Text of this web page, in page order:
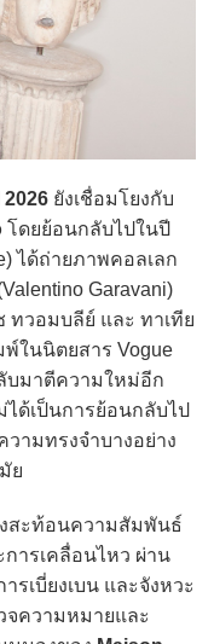
ยังเชื่อมโยงกับ
โดยย้อนกลับไปในปี
ได้ถ่ายภาพคอลเลก
Garavani)
ทวอมบลีย์ และ ทาเทีย
พ์ในนิตยสาร Vogue
บมาตีความใหม่อีก
ด้เป็นการย้อนกลับไป
ามทรงจำบางอย่าง
ย
ะท้อนความสัมพันธ์
การเคลื่อนไหว ผ่าน
รเบี่ยงเบน และจังหวะ
จความหมายและ